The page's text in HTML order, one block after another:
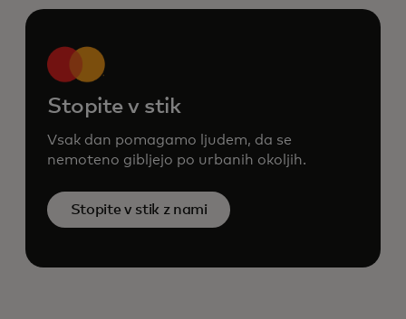
Stopite v stik
Vsak dan pomagamo ljudem, da se
nemoteno gibljejo po urbanih okoljih.
Stopite v stik z nami